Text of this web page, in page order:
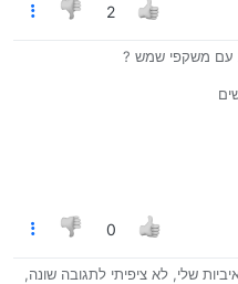
2
עם משקפי שמש ?
?
0
שלי, לא ציפיתי לתגובה שונה,